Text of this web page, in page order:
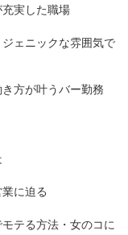
実した職場
ェニックな雰囲気で
方が叶うバー勤務
に迫る
テる方法・女のコに